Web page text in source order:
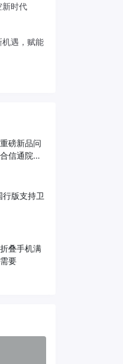
新时代
遇，赋能
磅新品问
信通院发
版支持卫
叠手机满
要